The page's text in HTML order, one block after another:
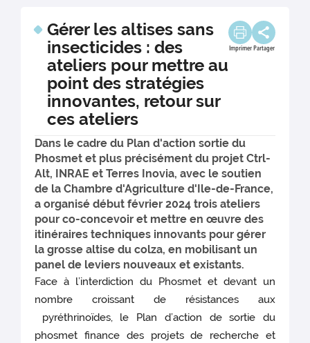
Gérer les altises sans
insecticides : des
ateliers pour mettre au
point des stratégies
innovantes, retour sur
ces ateliers
Imprimer Partager
Dans le cadre du Plan d'action sortie du
Phosmet et plus précisément du projet Ctrl-
Alt, INRAE et Terres Inovia, avec le soutien
de la Chambre d'Agriculture d'Ile-de-France,
a organisé début février 2024 trois ateliers
pour co-concevoir et mettre en œuvre des
itinéraires techniques innovants pour gérer
la grosse altise du colza, en mobilisant un
panel de leviers nouveaux et existants.
Face à l’interdiction du Phosmet et devant un
nombre croissant de résistances aux
pyréthrinoïdes, le Plan d’action de sortie du
phosmet finance des projets de recherche et